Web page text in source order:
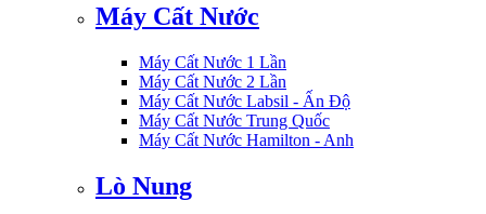
Máy Cất Nước
Máy Cất Nước 1 Lần
Máy Cất Nước 2 Lần
Máy Cất Nước Labsil - Ấn Độ
Máy Cất Nước Trung Quốc
Máy Cất Nước Hamilton - Anh
Lò Nung